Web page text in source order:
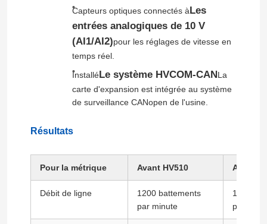
Visite de l'usine
Contrôle de la qualité
Nous contacter
Demandez un devis
commande variable de fréquence de vfd
Capteurs optiques connectés àLes
entrées analogiques de 10 V
(AI1/AI2)pour les réglages de vitesse en
temps réel.
InstalléLe système HVCOM-CANLa
carte d'expansion est intégrée au système
de surveillance CANopen de l'usine.
Résultats
Pour la métrique Avant HV510 Après
Débit de ligne
1200 battements
par minute
1560
par